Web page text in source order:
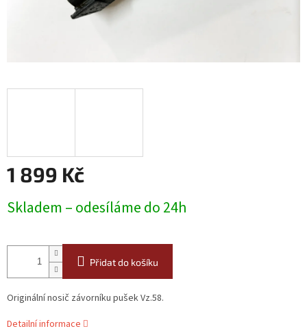
1 899 Kč
cena:
Skladem – odesíláme do 24h
Přidat do košíku
Originální nosič závorníku pušek Vz.58.
Detailní informace